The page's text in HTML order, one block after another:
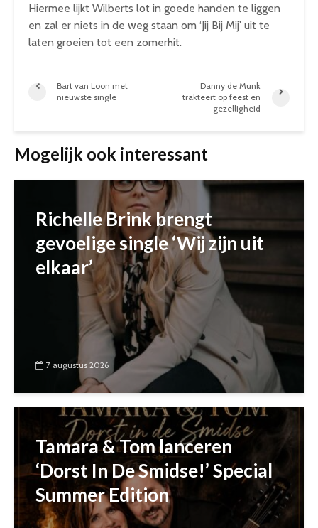
Hiermee lijkt Wilberts lot in goede handen te liggen
en zal er niets in de weg staan om ‘Jij Bij Mij’ uit te
laten groeien tot een zomerhit.
Bart van Loon met
nieuwste single
Danny de Munk
trakteert op feest en
gezelligheid
Mogelijk ook interessant
Richelle Brink brengt
gevoelige single ‘Wij zijn uit
elkaar’
7 augustus 2026
Tamara & Tom lanceren
‘Dorst In De Smidse!’ Special
Summer Edition